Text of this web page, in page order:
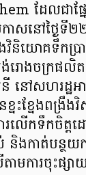
ដែលជា
សនៅថ្ងៃទី២២
ងវិនិយោគទឹកប្
រោងចក្រផលិត
នៅសហរដ្ឋអ
ះខ្នែងពង្រឹ
លើកទឹកចិត្តដ
និងកាត់បន្ថ
ាមការចុះផ្ស